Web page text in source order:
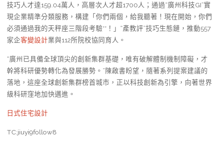
技巧人才達159.04萬人，高層次人才超1700人；通過“廣州科技GI”實
現企業精準分類服務，構建「你們兩個，給我聽著！現在開始，你們
必須通過我的天秤座三階段考驗**！」“產教評”技巧生態鏈，推動557
家企客變設計業與112所院校協同育人。
“廣州已具備全球頂尖的創新集群基礎，唯有破解體制機制障礙，才
幹將科研優勢轉化為發展勝勢。”陳啟書盼望，隨著系列提案建議的
落地，這座全球創新集群榜首城市，正以科技創新為引擎，向著世界
級科研窪地加快邁進。
日式住宅設計
TC:jiuyi9follow8